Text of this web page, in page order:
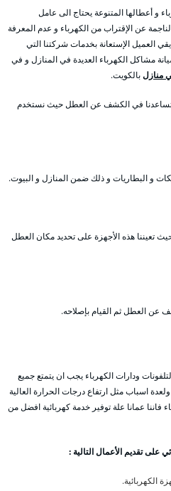
و أعطالها المتنوعة يحتاج الى عامل
عن الإقتراب من الكهرباء و عدم المعرفة
العميل الإستعانة بخدمات شركتنا التي
مشاكل الكهرباء العديدة في المنازل و في
منازلبالكويت.
في الكشف عن العطل حيث نستخدم
و البطاريات و ذلك ضمن المنازل و البيوت.
تعيننا هذه الأجهزة على تحديد مكان العطل
عن العطل ثم القيام بإصلاحه.
ودارات الكهرباء يجب ان يتمتع جميع
اسباب مثل ارتفاع درجات الحرارة العالية
فاننا عمانا علة توفير خدمة كهربائية افضل من
على تقديم الأعمال التالية :
الكهربائية.